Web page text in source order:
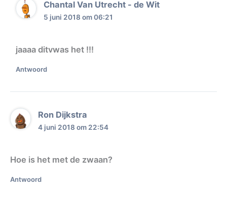
Chantal Van Utrecht - de Wit
5 juni 2018 om 06:21
jaaaa ditvwas het !!!
Antwoord
Ron Dijkstra
4 juni 2018 om 22:54
Hoe is het met de zwaan?
Antwoord